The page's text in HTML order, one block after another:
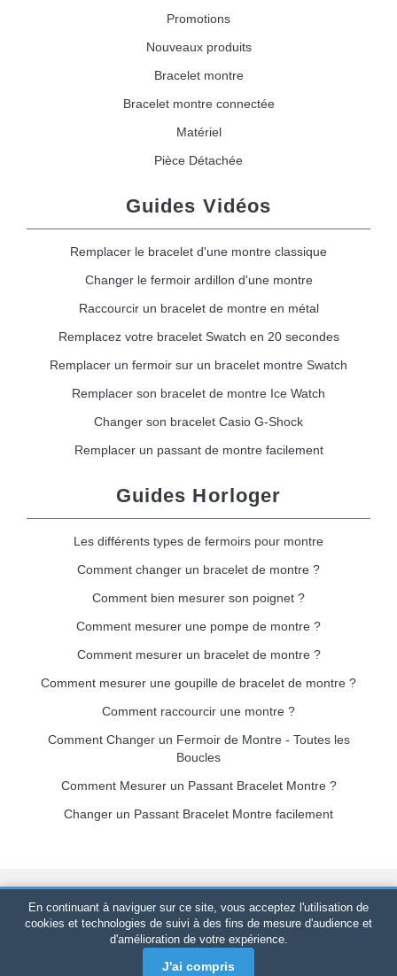
Promotions
Nouveaux produits
Bracelet montre
Bracelet montre connectée
Matériel
Pièce Détachée
Guides Vidéos
Remplacer le bracelet d'une montre classique
Changer le fermoir ardillon d'une montre
Raccourcir un bracelet de montre en métal
Remplacez votre bracelet Swatch en 20 secondes
Remplacer un fermoir sur un bracelet montre Swatch
Remplacer son bracelet de montre Ice Watch
Changer son bracelet Casio G-Shock
Remplacer un passant de montre facilement
Guides Horloger
Les différents types de fermoirs pour montre
Comment changer un bracelet de montre ?
Comment bien mesurer son poignet ?
Comment mesurer une pompe de montre ?
Comment mesurer un bracelet de montre ?
Comment mesurer une goupille de bracelet de montre ?
Comment raccourcir une montre ?
Comment Changer un Fermoir de Montre - Toutes les
Boucles
Comment Mesurer un Passant Bracelet Montre ?
Changer un Passant Bracelet Montre facilement
Bracelet-de-montre.com© 2026Tous droits réservés-SIRET
520 247 727 000 57 -Plateforme Juridique : BP 20075 - 31121
PORTET PDC - France Métropolitaine-Vente en ligne
uniquement
En continuant à naviguer sur ce site, vous acceptez l'utilisation de
cookies et technologies de suivi à des fins de mesure d'audience et
d'amélioration de votre expérience.
J'ai compris